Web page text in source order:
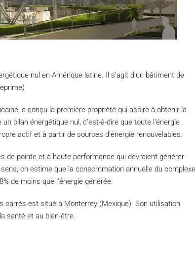
nul en Amérique latine. Il s’agit d’un bâtiment de
a conçu la première propriété qui aspire à obtenir la
bilan énergétique nul, c’est-à-dire que toute l’énergie
actif et à partir de sources d’énergie renouvelables.
de pointe et à haute performance qui devraient générer
on estime que la consommation annuelle du complexe
de moins que l’énergie générée.
carrés est situé à Monterrey (Mexique). Son utilisation
santé et au bien-être.